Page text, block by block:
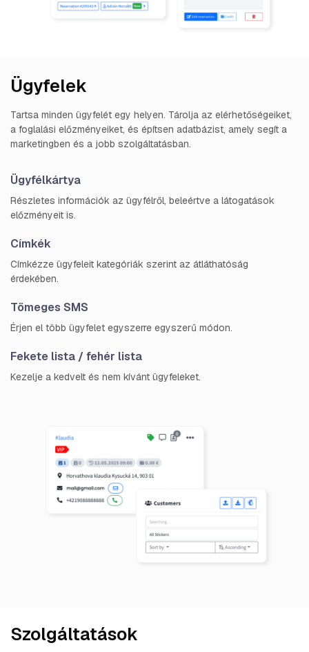
Ügyfelek
Tartsa minden ügyfelét egy helyen. Tárolja az elérhetőségeiket,
a foglalási előzményeiket, és építsen adatbázist, amely segít a
marketingben és a jobb szolgáltatásban.
Ügyfélkártya
Részletes információk az ügyfélről, beleértve a látogatások
előzményeit is.
Címkék
Címkézze ügyfeleit kategóriák szerint az átláthatóság
érdekében.
Tömeges SMS
Érjen el több ügyfelet egyszerre egyszerű módon.
Fekete lista / fehér lista
Kezelje a kedvelt és nem kívánt ügyfeleket.
Szolgáltatások